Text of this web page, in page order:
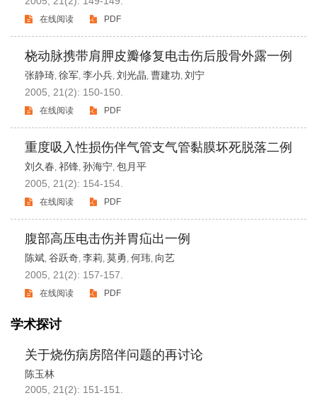
在线阅读 PDF
桡动脉携带肩胛皮瓣修复电击伤后股骨外露一例
张静琦, 徐军, 李小兵, 刘光晶, 曹建功, 刘宁
2005, 21(2): 150-150.
在线阅读 PDF
重度吸入性损伤伴气管支气管黏膜坏死脱落二例
刘久春, 祁锋, 孙海宁, 包月平
2005, 21(2): 154-154.
在线阅读 PDF
腹部高压电击伤并胃疝出一例
陈斌, 谷跃奇, 李莉, 莫勇, 何玮, 向艺
2005, 21(2): 157-157.
在线阅读 PDF
学术探讨
关于烧伤病房陪伴问题的再讨论
陈玉林
2005, 21(2): 151-151.